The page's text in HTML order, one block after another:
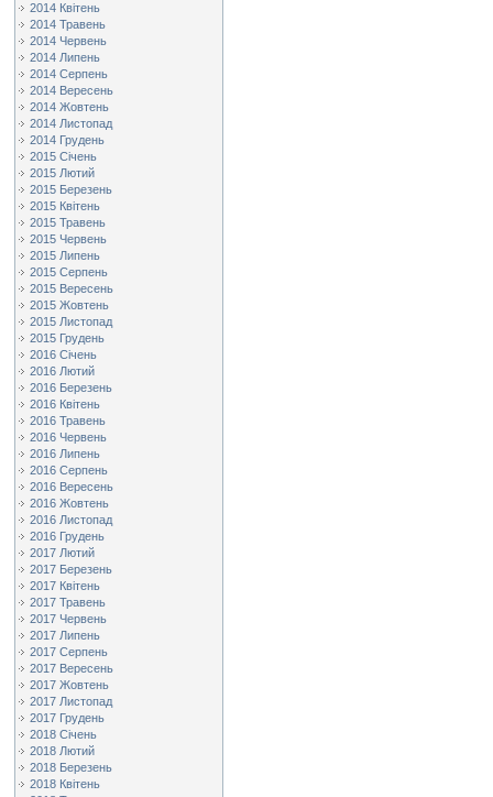
2014 Квітень
2014 Травень
2014 Червень
2014 Липень
2014 Серпень
2014 Вересень
2014 Жовтень
2014 Листопад
2014 Грудень
2015 Січень
2015 Лютий
2015 Березень
2015 Квітень
2015 Травень
2015 Червень
2015 Липень
2015 Серпень
2015 Вересень
2015 Жовтень
2015 Листопад
2015 Грудень
2016 Січень
2016 Лютий
2016 Березень
2016 Квітень
2016 Травень
2016 Червень
2016 Липень
2016 Серпень
2016 Вересень
2016 Жовтень
2016 Листопад
2016 Грудень
2017 Лютий
2017 Березень
2017 Квітень
2017 Травень
2017 Червень
2017 Липень
2017 Серпень
2017 Вересень
2017 Жовтень
2017 Листопад
2017 Грудень
2018 Січень
2018 Лютий
2018 Березень
2018 Квітень